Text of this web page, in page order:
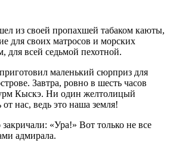
из своей пропахшей табаком каюты,
для своих матросов и морских
всей седьмой пехотной.
маленький сюрприз для
Завтра, ровно в шесть часов
Кыскэ. Ни один желтолицый
нас, ведь это наша земля!
«Ура!» Вот только не все
адмирала.